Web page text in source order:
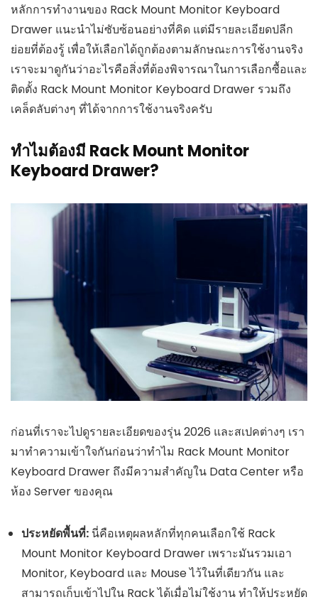
หลักการทำงานของ Rack Mount Monitor Keyboard
Drawer แนะนำไม่ซับซ้อนอย่างที่คิด แต่มีรายละเอียดปลีก
ย่อยที่ต้องรู้ เพื่อให้เลือกได้ถูกต้องตามลักษณะการใช้งานจริง
เราจะมาดูกันว่าอะไรคือสิ่งที่ต้องพิจารณาในการเลือกซื้อและ
ติดตั้ง Rack Mount Monitor Keyboard Drawer รวมถึง
เคล็ดลับต่างๆ ที่ได้จากการใช้งานจริงครับ
ทำไมต้องมี Rack Mount Monitor
Keyboard Drawer?
ก่อนที่เราจะไปดูรายละเอียดของรุ่น 2026 และสเปคต่างๆ เรา
มาทำความเข้าใจกันก่อนว่าทำไม Rack Mount Monitor
Keyboard Drawer ถึงมีความสำคัญใน Data Center หรือ
ห้อง Server ของคุณ
ประหยัดพื้นที่: นี่คือเหตุผลหลักที่ทุกคนเลือกใช้ Rack
Mount Monitor Keyboard Drawer เพราะมันรวมเอา
Monitor, Keyboard และ Mouse ไว้ในที่เดียวกัน และ
สามารถเก็บเข้าไปใน Rack ได้เมื่อไม่ใช้งาน ทำให้ประหยัด